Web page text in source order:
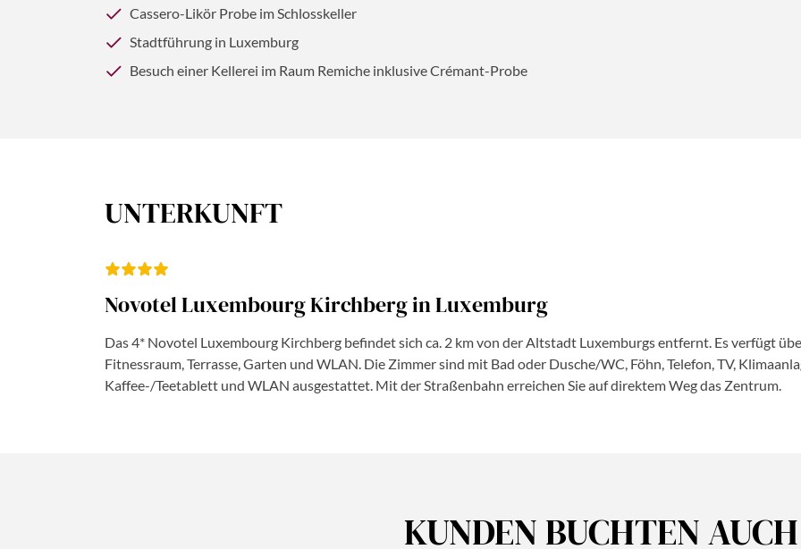
Cassero-Likör Probe im Schlosskeller
Stadtführung in Luxemburg
Besuch einer Kellerei im Raum Remiche inklusive Crémant-Probe
UNTERKUNFT
Novotel Luxembourg Kirchberg in Luxemburg
Das 4* Novotel Luxembourg Kirchberg befindet sich ca. 2 km von der Altstadt Luxemburgs entfernt. Es verfügt
Fitnessraum, Terrasse, Garten und WLAN. Die Zimmer sind mit Bad oder Dusche/WC, Föhn, Telefon, TV,
Kaffee-/Teetablett und WLAN ausgestattet. Mit der Straßenbahn erreichen Sie auf direktem Weg das Zentrum.
KUNDEN BUCHTEN AUCH